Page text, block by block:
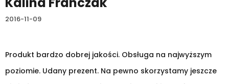
2016-11-09
Produkt bardzo dobrej jakości. Obsługa na najwyższym
poziomie. Udany prezent. Na pewno skorzystamy jeszcze